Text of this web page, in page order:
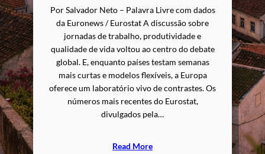
Por Salvador Neto – Palavra Livre com dados
da Euronews / Eurostat A discussão sobre
jornadas de trabalho, produtividade e
qualidade de vida voltou ao centro do debate
global. E, enquanto países testam semanas
mais curtas e modelos flexíveis, a Europa
oferece um laboratório vivo de contrastes. Os
números mais recentes do Eurostat,
divulgados pela…
Read More